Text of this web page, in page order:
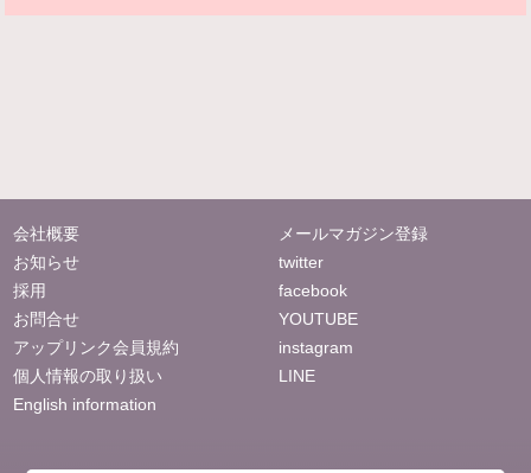
会社概要
お知らせ
採用
お問合せ
アップリンク会員規約
個人情報の取り扱い
English information
メールマガジン登録
twitter
facebook
YOUTUBE
instagram
LINE